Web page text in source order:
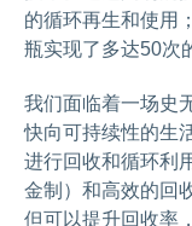
的循环再生和使用
瓶实现了多达50次
我们面临着一场史
快向可持续性的生
进行回收和循环利
金制）和高效的回
但可以提升回收率